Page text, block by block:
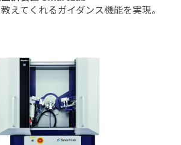
えてくれるガイダンス機能を実現。